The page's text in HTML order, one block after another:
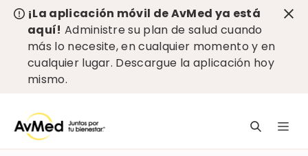
¡La aplicación móvil de AvMed ya está
aquí! Administre su plan de salud cuando
más lo necesite, en cualquier momento y en
cualquier lugar. Descargue la aplicación hoy
mismo.